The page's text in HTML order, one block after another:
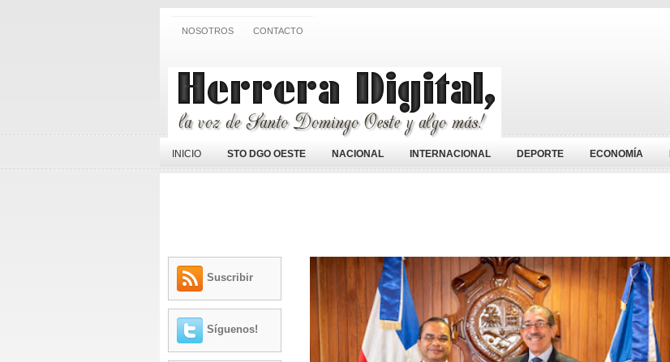
NOSOTROS CONTACTO
INICIO STO DGO OESTE NACIONAL INTERNACIONAL DEPORTE ECONOMÍA
Suscribir
Síguenos!